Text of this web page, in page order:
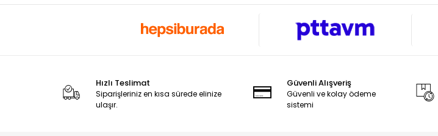
Hızlı Teslimat
Siparişleriniz en kısa sürede elinize
ulaşır.
Güvenli Alışveriş
Güvenli ve kolay ödeme
sistemi